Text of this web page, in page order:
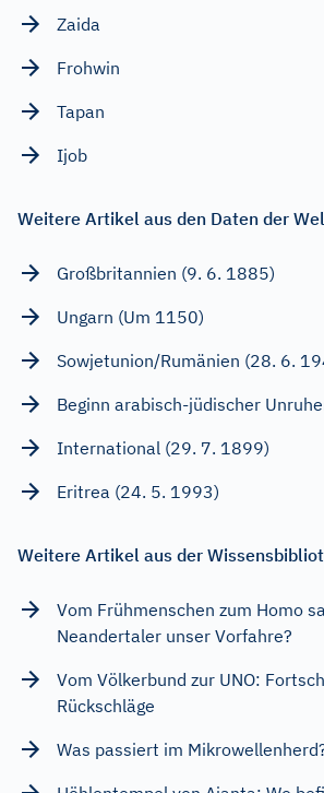
Zaida
Frohwin
Tapan
Ijob
Weitere Artikel aus den Daten der
Großbritannien (9. 6. 1885)
Ungarn (Um 1150)
Sowjetunion/Rumänien (28. 6.
Beginn arabisch-jüdischer
International (29. 7. 1899)
Eritrea (24. 5. 1993)
Weitere Artikel aus der
Vom Frühmenschen zum Homo
Neandertaler unser Vorfahre?
Vom Völkerbund zur UNO:
Rückschläge
Was passiert im